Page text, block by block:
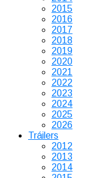
2015
2016
2017
2018
2019
2020
2021
2022
2023
2024
2025
2026
Tráilers
2012
2013
2014